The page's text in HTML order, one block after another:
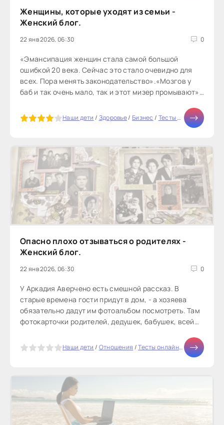
Женщины, которые уходят из семьи -
Женский блог.
22 янв 2026, 06:30 0
«Эмансипация женщин стала самой большой
ошибкой 20 века. Сейчас это стало очевидно для
всех. Пора менять законодательство».«Мозгов у
баб и так очень мало, так и этот мизер промывают».
Наши дети / Здоровье/ Бизнес / Тесты онлайн /
Опасно плохо отзываться о родителях -
Женский блог.
22 янв 2026, 06:30 0
У Аркадия Аверчено есть смешной рассказ. В
старые времена гости придут в дом, - а хозяева
обязательно дадут им фотоальбом посмотреть. Там
фотокарточки родителей, дедушек, бабушек, всей
Наши дети / Отношения /Тесты онлайн/Здоровье